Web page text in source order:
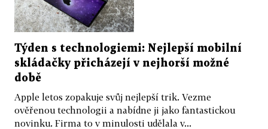
Týden s technologiemi: Nejlepší mobilní
skládačky přicházejí v nejhorší možné
době
Apple letos zopakuje svůj nejlepší trik. Vezme
ověřenou technologii a nabídne ji jako fantastickou
novinku. Firma to v minulosti udělala v...